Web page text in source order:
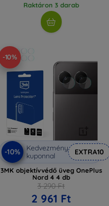
Raktáron 3 darab
-10%
-10%
Kedvezmény
kuponnal
EXTRA10
3MK objektívvédő üveg OnePlus
Nord 4 4 db
3 290 Ft
2 961 Ft